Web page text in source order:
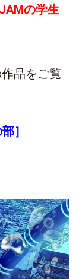
の学生
品をご覧
］